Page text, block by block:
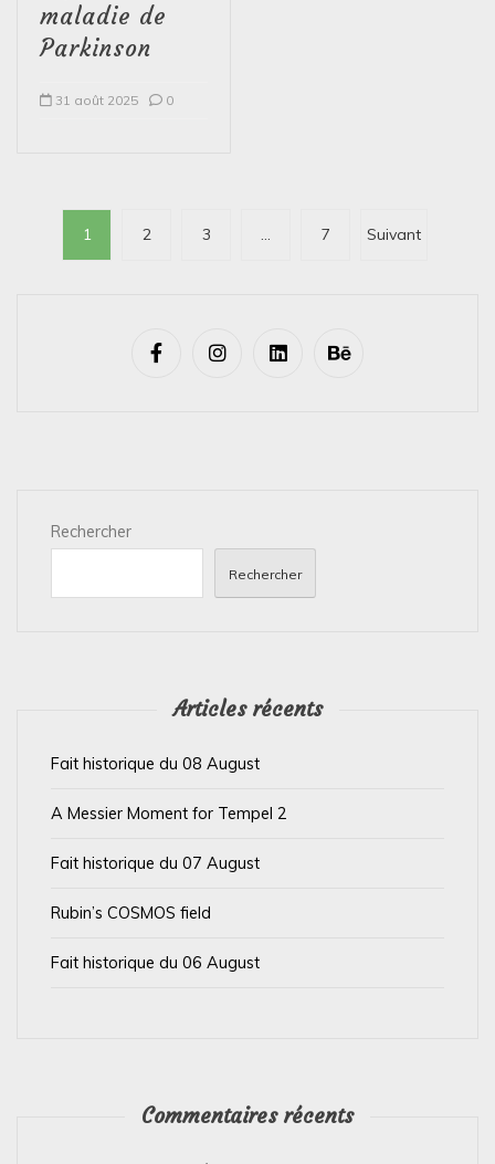
maladie de
Parkinson
31 août 2025 0
1 2 3 … 7 Suivant
Rechercher
Rechercher
Articles récents
Fait historique du 08 August
A Messier Moment for Tempel 2
Fait historique du 07 August
Rubin’s COSMOS field
Fait historique du 06 August
Commentaires récents